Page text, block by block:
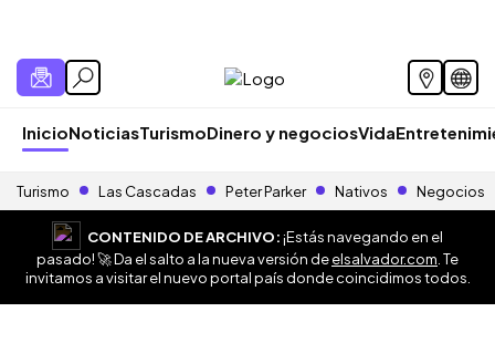
InicioNoticiasTurismoDinero y negociosVida
Turismo Las Cascadas Peter Parker Nativos Negocios
CONTENIDO DE ARCHIVO:¡Estás navegando en el
pasado! 🚀 Da el salto a la nueva versión deelsalvador.com . Te
invitamos a visitar el nuevo portal país donde coincidimos todos.